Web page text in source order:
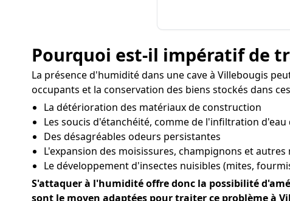
Pourquoi est-il impératif de
La présence d'humidité dans une cave à Villebougis
occupants et la conservation des biens stockés dans
La détérioration des matériaux de construction
Les soucis d'étanchéité, comme de l'infiltration d'eau
Des désagréables odeurs persistantes
L'expansion des moisissures, champignons et
Le développement d'insectes nuisibles (mites,
S'attaquer à l'humidité offre donc la possibilité
sont le moyen adaptées pour traiter ce problème à